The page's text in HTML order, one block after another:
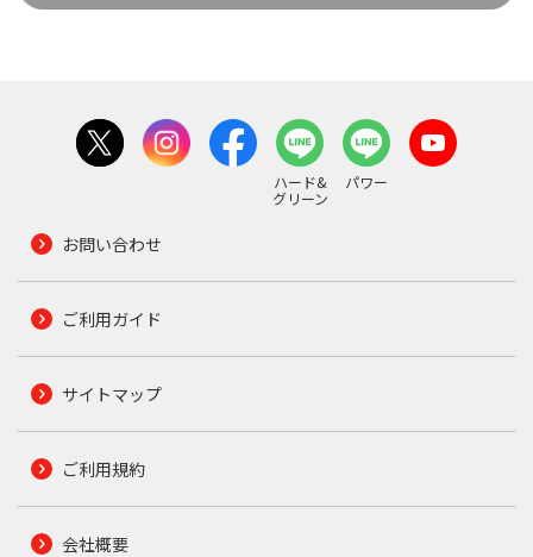
ハード&
グリーン
パワー
お問い合わせ
ご利用ガイド
サイトマップ
ご利用規約
会社概要